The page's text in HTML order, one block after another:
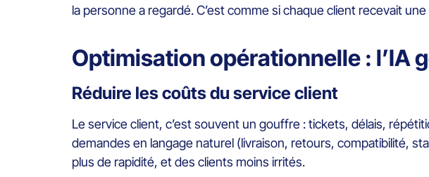
la personne a regardé. C’est comme si chaque client recevait
Optimisation opérationnelle : l’IA
Réduire les coûts du service client
Le service client, c’est souvent un gouffre : tickets, délais,
demandes en langage naturel (livraison, retours, compatibilité,
plus de rapidité, et des clients moins irrités.